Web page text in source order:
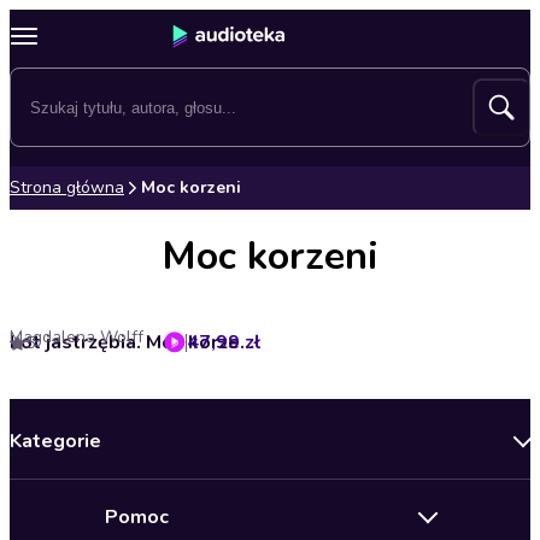
Strona główna Moc korzeni
Moc korzeni
Lot jastrzębia. Moc korzeni. Tom 3
Magdalena Wolff
5 47,99 zł
Kategorie
Pomoc